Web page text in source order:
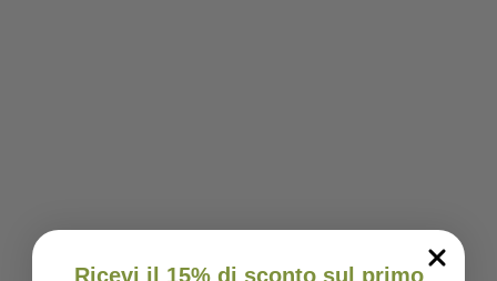
Ricevi il 15% di sconto sul primo